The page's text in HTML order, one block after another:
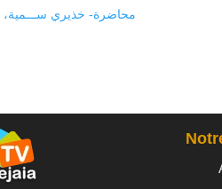
محاضرة- خذيري ســـمية،